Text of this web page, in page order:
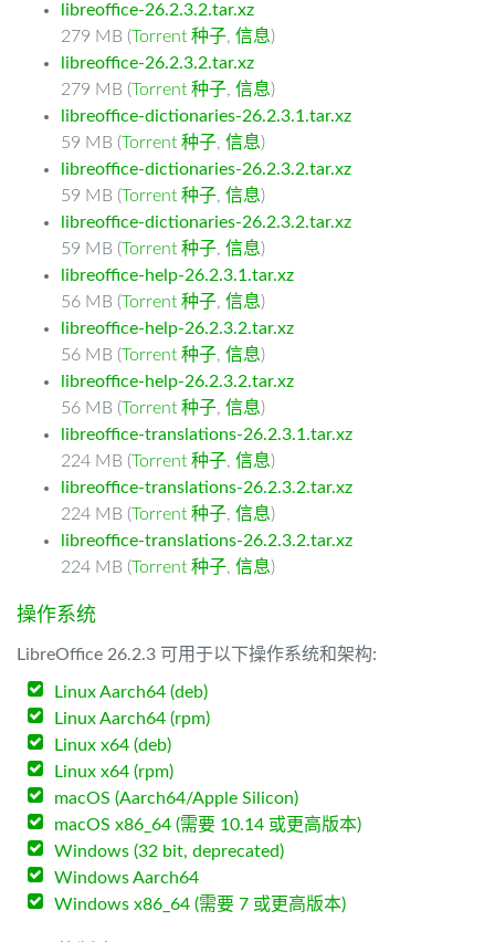
libreoffice-26.2.3.2.tar.xz
279 MB (Torrent 种子, 信息)
libreoffice-26.2.3.2.tar.xz
279 MB (Torrent 种子, 信息)
libreoffice-dictionaries-26.2.3.1.tar.xz
59 MB (Torrent 种子, 信息)
libreoffice-dictionaries-26.2.3.2.tar.xz
59 MB (Torrent 种子, 信息)
libreoffice-dictionaries-26.2.3.2.tar.xz
59 MB (Torrent 种子, 信息)
libreoffice-help-26.2.3.1.tar.xz
56 MB (Torrent 种子, 信息)
libreoffice-help-26.2.3.2.tar.xz
56 MB (Torrent 种子, 信息)
libreoffice-help-26.2.3.2.tar.xz
56 MB (Torrent 种子, 信息)
libreoffice-translations-26.2.3.1.tar.xz
224 MB (Torrent 种子, 信息)
libreoffice-translations-26.2.3.2.tar.xz
224 MB (Torrent 种子, 信息)
libreoffice-translations-26.2.3.2.tar.xz
224 MB (Torrent 种子, 信息)
操作系统
LibreOffice 26.2.3 可用于以下操作系统和架构:
Linux Aarch64 (deb)
Linux Aarch64 (rpm)
Linux x64 (deb)
Linux x64 (rpm)
macOS (Aarch64/Apple Silicon)
macOS x86_64 (需要 10.14 或更高版本)
Windows (32 bit, deprecated)
Windows Aarch64
Windows x86_64 (需要 7 或更高版本)